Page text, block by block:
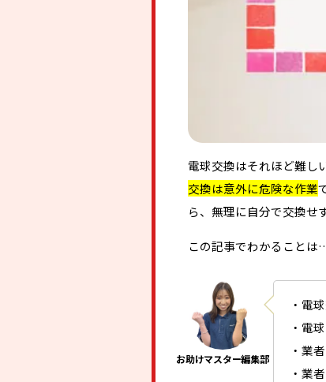
電球交換はそれほど難し
交換は意外に危険な作業
ら、無理に自分で交換せ
この記事でわかることは
・電
・電
・業
・業